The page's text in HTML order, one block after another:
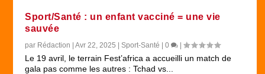
Sport/Santé : un enfant vacciné = une vie
sauvée
par Rédaction |Avr 22, 2025 |Sport-Santé |0 |
Le 19 avril, le terrain Fest’africa a accueilli un match de
gala pas comme les autres : Tchad vs...